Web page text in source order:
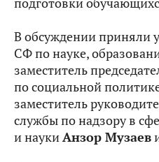
подготовки
В обсуждении приняли
СФ по науке,
заместитель
по социальной
заместитель
службы по надзору в
и наукиАнзор Музаев